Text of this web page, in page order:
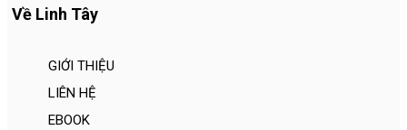
Về Linh Tây
GIỚI THIỆU
LIÊN HỆ
EBOOK